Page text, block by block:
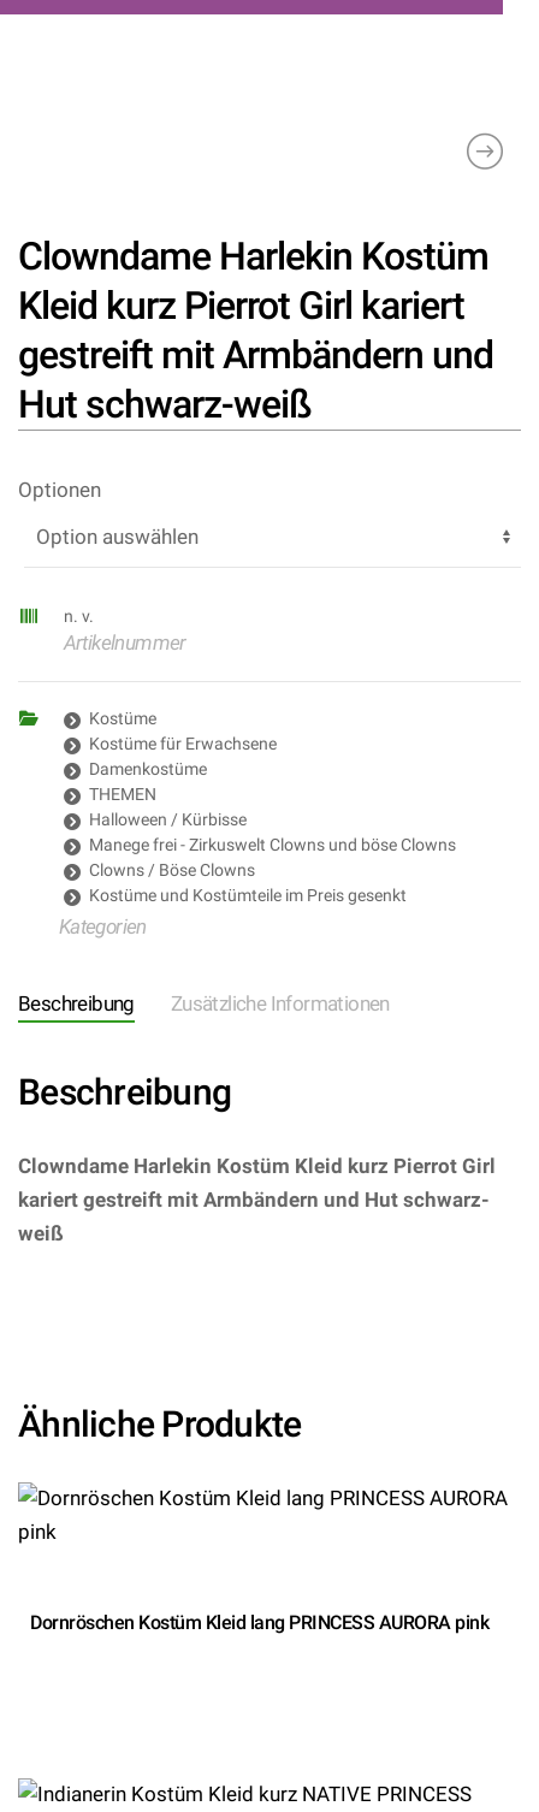
Clowndame Harlekin Kostüm
Kleid kurz Pierrot Girl kariert
gestreift mit Armbändern und
Hut schwarz-weiß
Optionen
n. v.
Artikelnummer
Kostüme
Kostüme für Erwachsene
Damenkostüme
THEMEN
Halloween / Kürbisse
Manege frei - Zirkuswelt Clowns und böse Clowns
Clowns / Böse Clowns
Kostüme und Kostümteile im Preis gesenkt
Kategorien
Beschreibung Zusätzliche Informationen
Beschreibung
Clowndame Harlekin Kostüm Kleid kurz Pierrot Girl
kariert gestreift mit Armbändern und Hut schwarz-
weiß
Ähnliche Produkte
Dornröschen Kostüm Kleid lang PRINCESS AURORA pink